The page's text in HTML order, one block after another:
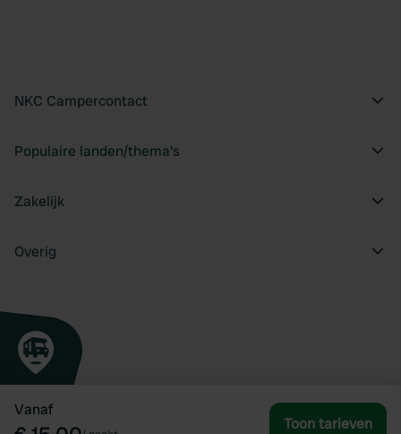
Vanaf
Toon tarieven
NKC Campercontact
Populaire landen/thema's
Zakelijk
Overig